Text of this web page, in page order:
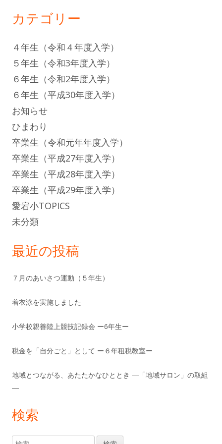
カテゴリー
４年生（令和４年度入学）
５年生（令和3年度入学）
６年生（令和2年度入学）
６年生（平成30年度入学）
お知らせ
ひまわり
卒業生（令和元年年度入学）
卒業生（平成27年度入学）
卒業生（平成28年度入学）
卒業生（平成29年度入学）
愛宕小TOPICS
未分類
最近の投稿
７月のあいさつ運動（５年生）
着衣泳を実施しました
小学校親善陸上競技記録会 ー6年生ー
税金を「自分ごと」として ー６年租税教室ー
地域とつながる、あたたかなひととき ―「地域サロン」の取組
―
検索
検